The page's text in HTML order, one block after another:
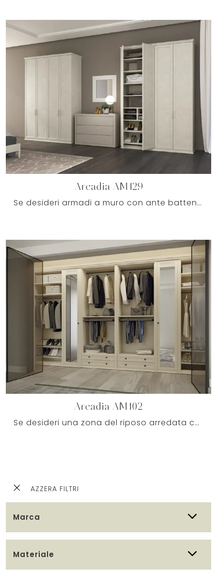
AZZERA FILTRI
Marca
Materiale
Arcadia AM129
Se desideri armadi a muro con ante battenti, clicca e scopri l'armadio Arcadia AM129 di Colombini Casa in melaminico.
Arcadia AM102
Se desideri una zona del riposo arredata con gusto, scegli l'armadio Arcadia AM102 con ante scorrevoli di Colombini Casa!